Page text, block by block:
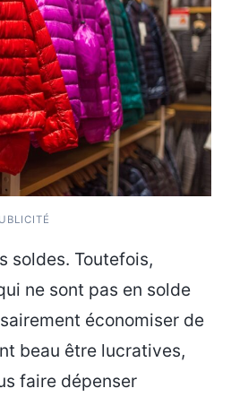
soldes. Toutefois,
ne sont pas en solde
économiser de
beau être lucratives,
faire dépenser